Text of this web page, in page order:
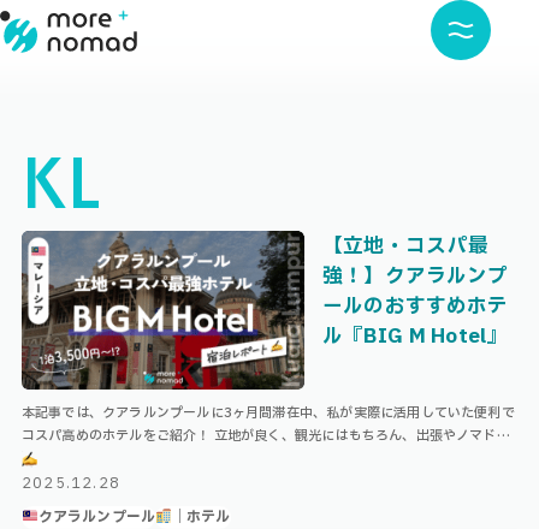
KL
【立地・コスパ最
強！】クアラルンプ
ールのおすすめホテ
ル『BIG M Hotel』
本記事では、クアラルンプールに3ヶ月間滞在中、私が実際に活用していた便利で
コスパ高めのホテルをご紹介！ 立地が良く、観光にはもちろん、出張やノマド利
用にもおすすめのホテルになっています◎ Index 一人旅にもおすすめ！ …
2025.12.28
クアラルンプール
｜ホテル